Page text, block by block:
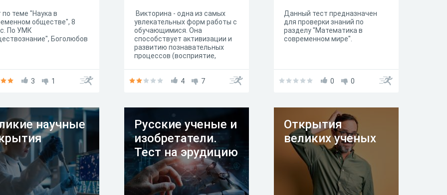
по теме "Наука в
обществе", 8
По УМК
Боголюбов
3 1
Викторина - одна из самых
увлекательных форм работы с
обучающимися. Она
способствует активизации и
развитию познавательных
процессов (восприятие,
викторины - Расширение
4 7
Данный тест предназначен
для проверки знаний по
разделу "Математика в
современном мире".
0 0
научные
Русские ученые и
изобретатели.
Тест на эрудицию
Открытия
великих ученых